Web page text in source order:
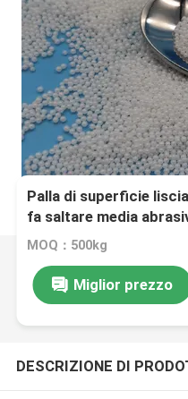
Palla di superficie
fa saltare media
elettronica
MOQ：500kg
Miglior prezzo
DESCRIZIONE DI